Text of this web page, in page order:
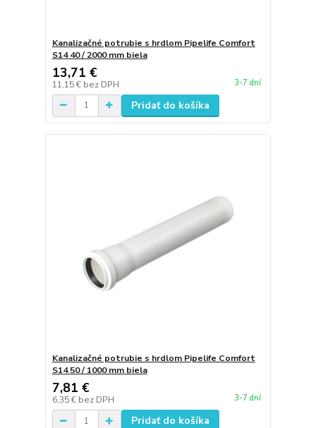
Kanalizačné potrubie s hrdlom Pipelife Comfort
S14 40 / 2000 mm biela
13,71 €
11,15 € bez DPH 3-7 dní
Pridať do košíka
Kanalizačné potrubie s hrdlom Pipelife Comfort
S14 50 / 1000 mm biela
7,81 €
6,35 € bez DPH 3-7 dní
Pridať do košíka